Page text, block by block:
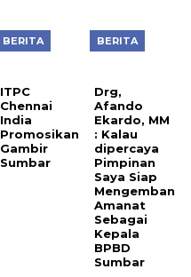
BERITA
ITPC
Chennai
India
Promosikan
Gambir
Sumbar
BERITA
Drg,
Afando
Ekardo, MM
: Kalau
dipercaya
Pimpinan
Saya Siap
Mengemban
Amanat
Sebagai
Kepala
BPBD
Sumbar